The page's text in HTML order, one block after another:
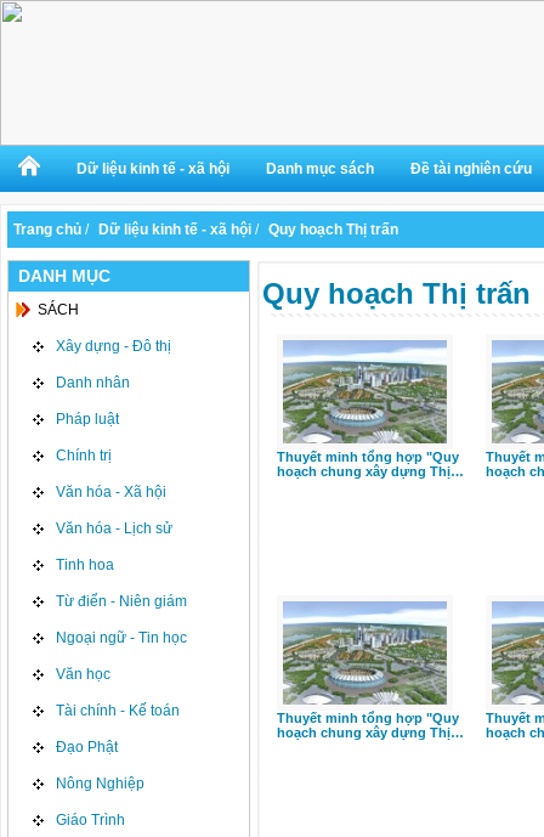
Dữ liệu kinh tế - xã hội Danh mục sách Đề tài nghiên cứu
Trang chủ / Dữ liệu kinh tế - xã hội / Quy hoạch Thị trấn
DANH MỤC
SÁCH
Xây dựng - Đô thị
Danh nhân
Pháp luật
Chính trị
Văn hóa - Xã hội
Văn hóa - Lịch sử
Tinh hoa
Từ điển - Niên giám
Ngoại ngữ - Tin học
Văn học
Tài chính - Kế toán
Đạo Phật
Nông Nghiệp
Giáo Trình
Quy hoạch Thị trấn
Thuyết minh tổng hợp "Quy
hoạch chung xây dựng Thị…
Thuyết
hoạch
Thuyết minh tổng hợp "Quy
hoạch chung xây dựng Thị…
Thuyết
hoạch